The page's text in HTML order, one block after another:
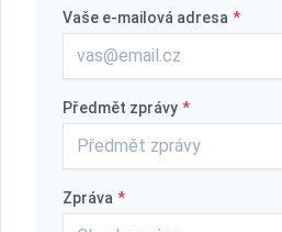
Vaše e-mailová adresa *
Předmět zprávy *
Zpráva *